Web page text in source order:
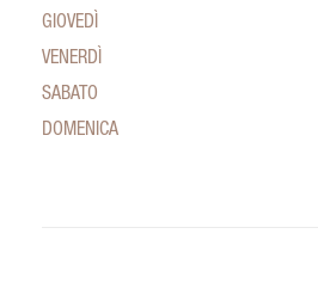
GIOVEDÌ
VENERDÌ
SABATO
DOMENICA